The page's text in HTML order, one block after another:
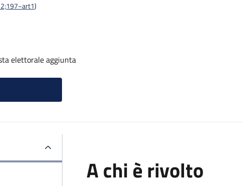
)
elettorale aggiunta
A chi è rivolto